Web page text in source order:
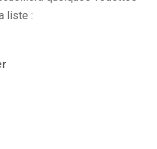
liste :